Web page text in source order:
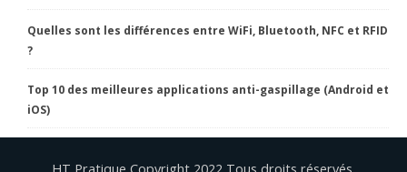
Quelles sont les différences entre WiFi, Bluetooth, NFC et RFID
?
Top 10 des meilleures applications anti-gaspillage (Android et
iOS)